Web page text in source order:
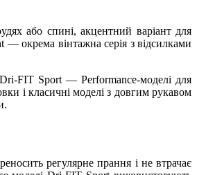
або спині, акцентний варіант для
— окрема вінтажна серія з відсилками
Dri-FIT Sport — Performance-моделі для
і класичні моделі з довгим рукавом
регулярне прання і не втрачає